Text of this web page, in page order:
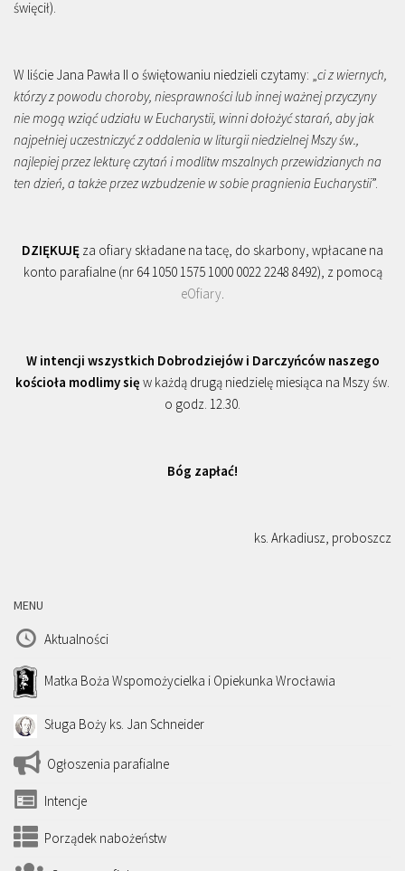
święcił).
W liście Jana Pawła II o świętowaniu niedzieli czytamy: „ci z wiernych,
którzy z powodu choroby, niesprawności lub innej ważnej przyczyny
nie mogą wziąć udziału w Eucharystii, winni dołożyć starań, aby jak
najpełniej uczestniczyć z oddalenia w liturgii niedzielnej Mszy św.,
najlepiej przez lekturę czytań i modlitw mszalnych przewidzianych na
ten dzień, a także przez wzbudzenie w sobie pragnienia Eucharystii”.
DZIĘKUJĘ za ofiary składane na tacę, do skarbony, wpłacane na
konto parafialne (nr 64 1050 1575 1000 0022 2248 8492), z pomocą
eOfiary.
W intencji wszystkich Dobrodziejów i Darczyńców naszego
kościoła modlimy się w każdą drugą niedzielę miesiąca na Mszy św.
o godz. 12.30.
Bóg zapłać!
ks. Arkadiusz, proboszcz
MENU
Aktualności
Matka Boża Wspomożycielka i Opiekunka Wrocławia
Sługa Boży ks. Jan Schneider
Ogłoszenia parafialne
Intencje
Porządek nabożeństw